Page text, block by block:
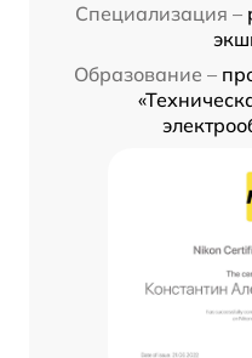
Специализация –
Образование –